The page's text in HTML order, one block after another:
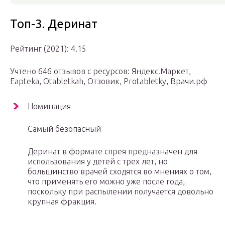
Топ-3. Деринат
Рейтинг (2021): 4.15
Учтено 646 отзывов с ресурсов: Яндекс.Маркет,
Еаpteka, Оtabletkah, Отзовик, Protabletky, Врачи.рф
Номинация
Самый безопасный
Деринат в формате спрея предназначен для
использования у детей с трех лет, но
большинство врачей сходятся во мнениях о том,
что применять его можно уже после года,
поскольку при распылении получается довольно
крупная фракция.